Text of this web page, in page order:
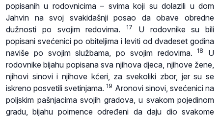
popisanih u rodovnicima – svima koji su dolazili u dom
Jahvin na svoj svakidašnji posao da obave obredne
dužnosti po svojim redovima.
17
U rodovnike su bili
popisani svećenici po obiteljima i leviti od dvadeset godina
naviše po svojim službama, po svojim redovima.
18
U
rodovnike bijahu popisana sva njihova djeca, njihove žene,
njihovi sinovi i njihove kćeri, za svekoliki zbor, jer su se
iskreno posvetili svetinjama. 19 Aronovi sinovi, svećenici na
poljskim pašnjacima svojih gradova, u svakom pojedinom
gradu, bijahu poimence određeni da daju dio svakome